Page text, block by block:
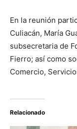
En la reunión
Culiacán, María
subsecretaria de
Fierro; así como
Comercio,
Relacionado